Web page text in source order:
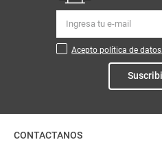
Acepto política de
CONTACTANOS